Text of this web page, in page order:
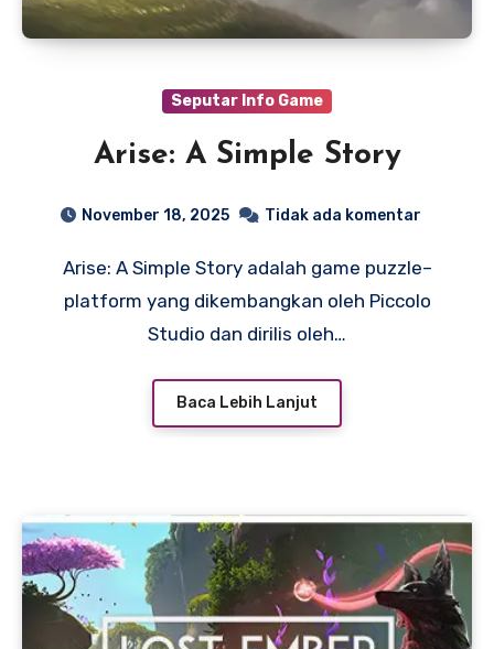
Seputar Info Game
Arise: A Simple Story
November 18, 2025 Tidak ada komentar
Arise: A Simple Story adalah game puzzle–
platform yang dikembangkan oleh Piccolo
Studio dan dirilis oleh…
Baca Lebih Lanjut